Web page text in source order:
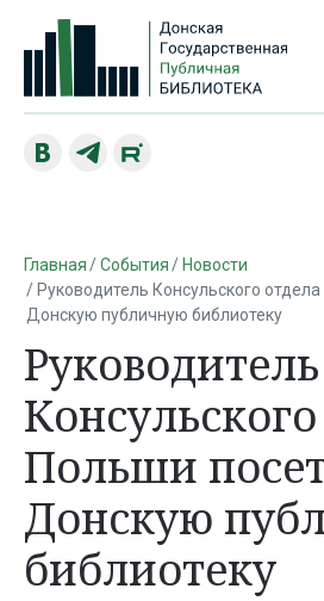
Главная События
Новости
Руководитель Консульского
Донскую публичную библиотеку
Руководитель
Польши
Донскую
библиотеку